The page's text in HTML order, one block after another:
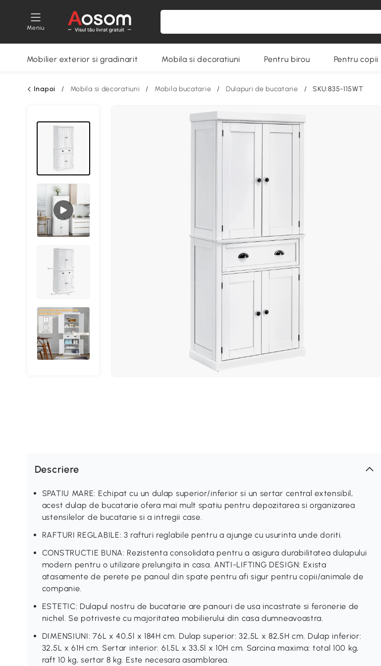
Meniu
Mobilier exterior si gradinarit Mobila si decoratiuni Pentru birou Pentru copii
Inapoi / Mobila si decoratiuni / Mobila bucatarie / Dulapuri de bucatarie / SKU:835-115WT
Descriere
SPATIU MARE: Echipat cu un dulap superior/inferior si un sertar central extensibil,
acest dulap de bucatarie ofera mai mult spatiu pentru depozitarea si organizarea
ustensilelor de bucatarie si a intregii case.
RAFTURI REGLABILE: 3 rafturi reglabile pentru a ajunge cu usurinta unde doriti.
CONSTRUCTIE BUNA: Rezistenta consolidata pentru a asigura durabilitatea dulapului
modern pentru o utilizare prelungita in casa. ANTI-LIFTING DESIGN: Exista
atasamente de perete pe panoul din spate pentru afi sigur pentru copii/animale de
companie.
ESTETIC: Dulapul nostru de bucatarie are panouri de usa incastrate si feronerie de
nichel. Se potriveste cu majoritatea mobilierului din casa dumneavoastra.
DIMENSIUNI: 76L x 40,5l x 184H cm. Dulap superior: 32,5L x 82,5H cm. Dulap inferior:
32,5L x 61H cm. Sertar interior: 61,5L x 33,5l x 10H cm. Sarcina maxima: total 100 kg,
raft 10 kg, sertar 8 kg. Este necesara asamblarea.